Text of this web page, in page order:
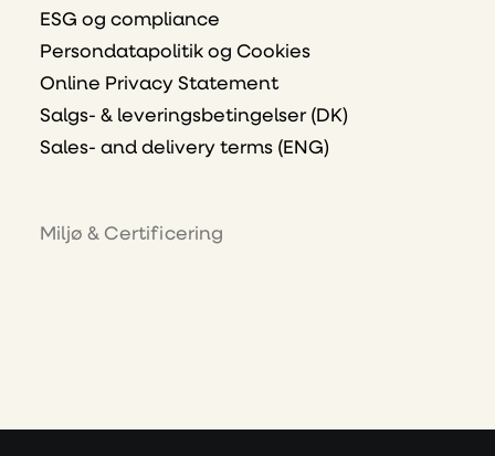
ESG og compliance
Persondatapolitik og Cookies
Online Privacy Statement
Salgs- & leveringsbetingelser (DK)
Sales- and delivery terms (ENG)
Miljø & Certificering